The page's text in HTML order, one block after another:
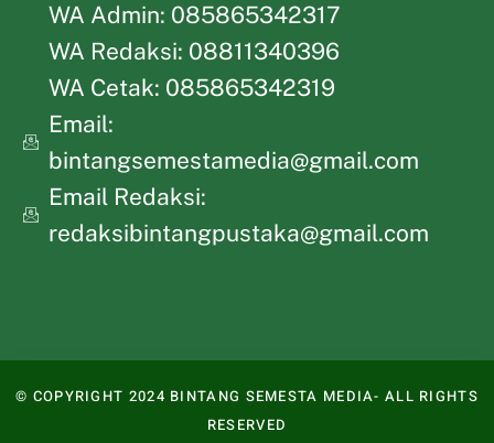
WA Admin: 085865342317
WA Redaksi: 08811340396
WA Cetak: 085865342319
Email:
bintangsemestamedia@gmail.com
Email Redaksi:
redaksibintangpustaka@gmail.com
© COPYRIGHT 2024 BINTANG SEMESTA MEDIA- ALL RIGHTS
RESERVED